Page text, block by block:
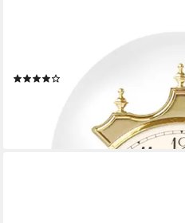
Jahresuhr 1201 Made in Germany
139,00 €
lieferbar - in 4-5 Werktagen bei dir